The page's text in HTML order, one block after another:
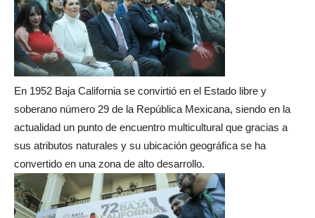
En 1952 Baja California se convirtió en el Estado libre y
soberano número 29 de la República Mexicana, siendo en la
actualidad un punto de encuentro multicultural que gracias a
sus atributos naturales y su ubicación geográfica se ha
convertido en una zona de alto desarrollo.